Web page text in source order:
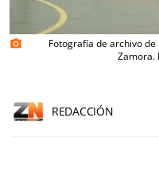
photo_camera
Fotografía de archivo
Zamora.
REDACCIÓN